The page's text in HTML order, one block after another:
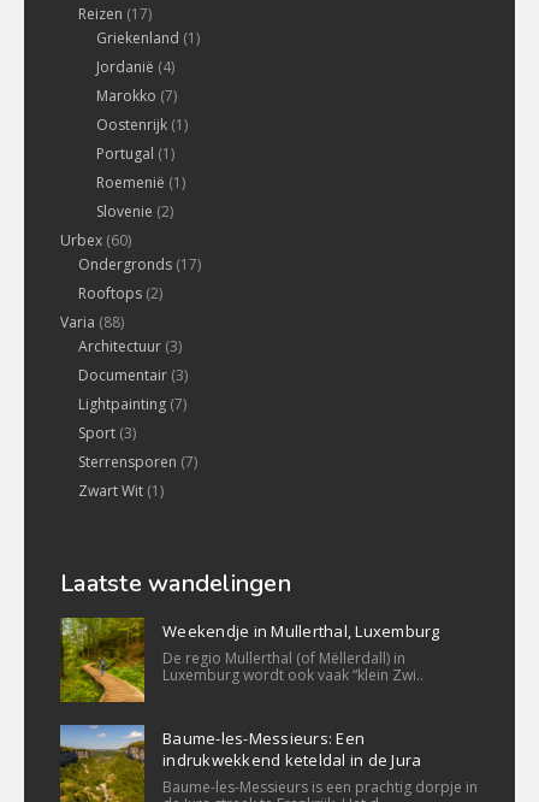
Reizen (17)
Griekenland (1)
Jordanië (4)
Marokko (7)
Oostenrijk (1)
Portugal (1)
Roemenië (1)
Slovenie (2)
Urbex (60)
Ondergronds (17)
Rooftops (2)
Varia (88)
Architectuur (3)
Documentair (3)
Lightpainting (7)
Sport (3)
Sterrensporen (7)
Zwart Wit (1)
Laatste wandelingen
Weekendje in Mullerthal, Luxemburg
De regio Mullerthal (of Mëllerdall) in
Luxemburg wordt ook vaak “klein Zwi..
Baume-les-Messieurs: Een
indrukwekkend keteldal in de Jura
Baume-les-Messieurs is een prachtig dorpje in